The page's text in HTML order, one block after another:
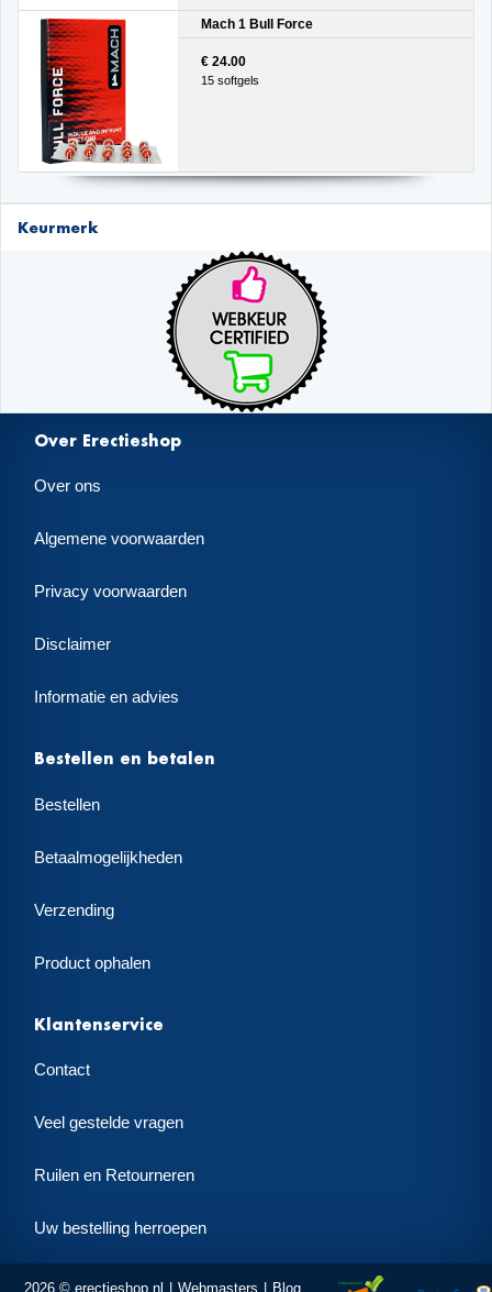
Mach 1 Bull Force
€ 24.00
15 softgels
Keurmerk
Over Erectieshop
Over ons
Algemene voorwaarden
Privacy voorwaarden
Disclaimer
Informatie en advies
Bestellen en betalen
Bestellen
Betaalmogelijkheden
Verzending
Product ophalen
Klantenservice
Contact
Veel gestelde vragen
Ruilen en Retourneren
Uw bestelling herroepen
2026 © erectieshop.nl Webmasters Blog